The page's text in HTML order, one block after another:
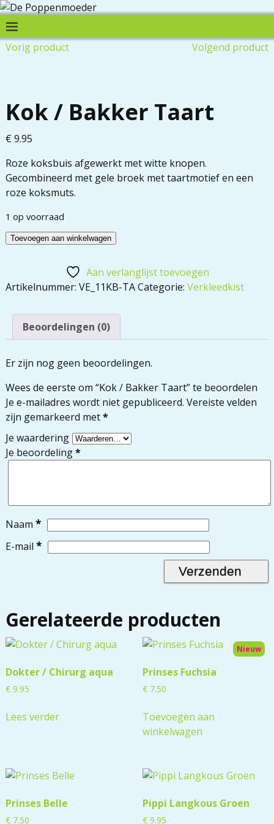
Vorig product Volgend product
Kok / Bakker Taart
€ 9.95
Roze koksbuis afgewerkt met witte knopen.
Gecombineerd met gele broek met taartmotief en een
roze koksmuts.
1 op voorraad
Toevoegen aan winkelwagen
Aan verlanglijst toevoegen
Artikelnummer: VE_11KB-TACategorie: Verkleedkist
Beoordelingen (0)
Er zijn nog geen beoordelingen.
Wees de eerste om “Kok / Bakker Taart” te beoordelen
Je e-mailadres wordt niet gepubliceerd. Vereiste velden
zijn gemarkeerd met*
Je waardering
Je beoordeling*
Naam *
E-mail *
Gerelateerde producten
Dokter / Chirurg aqua
€9.95
Lees verder
Nieuw
Prinses Fuchsia
€7.50
Toevoegen aan
winkelwagen
Prinses Belle
€7.50
Pippi Langkous Groen
€9.95